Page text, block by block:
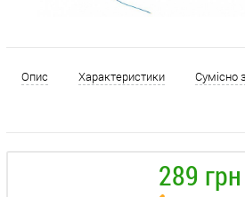
Опис Характеристики Сумісно
289 грн